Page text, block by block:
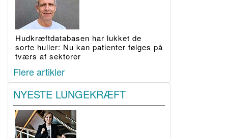
Hudkræftdatabasen har lukket de
sorte huller: Nu kan patienter følges på
tværs af sektorer
Flere artikler
NYESTE LUNGEKRÆFT